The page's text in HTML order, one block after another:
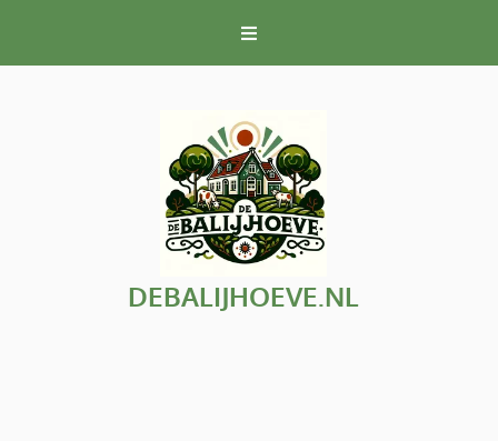
inhoud
DEBALIJHOEVE.NL